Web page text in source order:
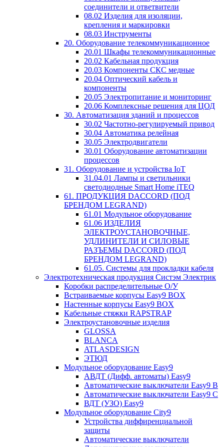
соединители и ответвители
08.02 Изделия для изоляции,
крепления и маркировки
08.03 Инструменты
20. Оборудование телекоммуникационное
20.01 Шкафы телекоммуникационные
20.02 Кабельная продукция
20.03 Компоненты СКС медные
20.04 Оптический кабель и
компоненты
20.05 Электропитание и мониторинг
20.06 Комплексные решения для ЦОД
30. Автоматизация зданий и процессов
30.02 Частотно-регулируемый привод
30.04 Автоматика релейная
30.05 Электродвигатели
30.01 Оборудование автоматизации
процессов
31. Оборудование и устройства IoT
31.04.01 Лампы и светильники
светодиодные Smart Home iTEQ
61. ПРОДУКЦИЯ DACCORD (ПОД
БРЕНДОМ LEGRAND)
61.01 Модульное оборудование
61.06 ИЗДЕЛИЯ
ЭЛЕКТРОУСТАНОВОЧНЫЕ,
УДЛИНИТЕЛИ И СИЛОВЫЕ
РАЗЪЕМЫ DACCORD (ПОД
БРЕНДОМ LEGRAND)
61.05. Системы для прокладки кабеля
Электротехническая продукция Систэм Электрик
Коробки распределительные О/У
Встраиваемые корпусы Easy9 BOX
Настенные корпусы Easy9 BOX
Кабельные стяжки RAPSTRAP
Электроустановочные изделия
GLOSSA
BLANCA
ATLASDESIGN
ЭТЮД
Модульное оборудование Easy9
АВДТ (Дифф. автоматы) Easy9
Автоматические выключатели Easy9 В
Автоматические выключатели Easy9 С
ВДТ (УЗО) Easy9
Модульное оборудование City9
Устройства диффиренциальной
защиты
Автоматические выключатели